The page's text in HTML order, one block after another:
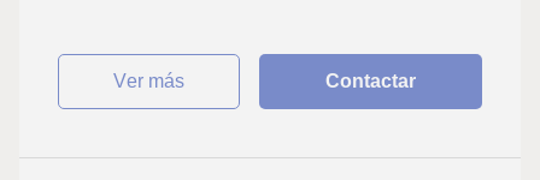
ver más Contactar